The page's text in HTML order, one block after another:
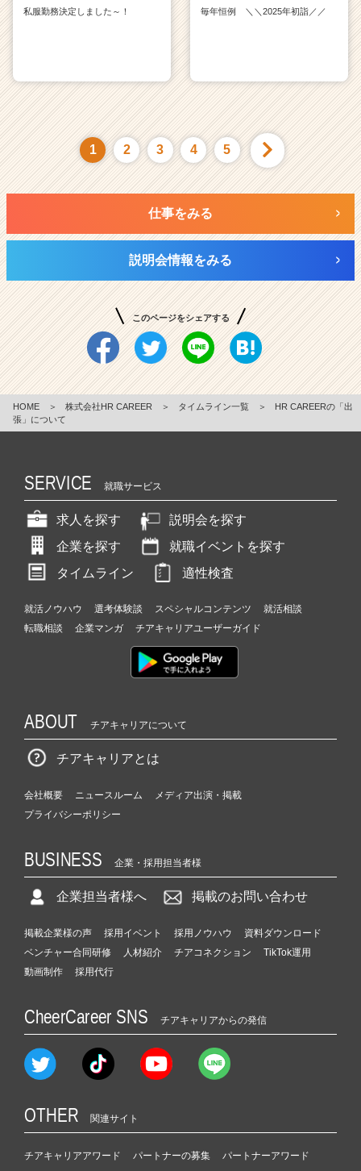
私服勤務決定しました～！
毎年恒例 ＼＼2025年初詣／／
1 2 3 4 5
仕事をみる
説明会情報をみる
このページをシェアする
HOME ＞ 株式会社HR CAREER ＞ タイムライン一覧 ＞
HR CAREERの「出
張」について
SERVICE 就職サービス
求人を探す
説明会を探す
企業を探す
就職イベントを探す
タイムライン
適性検査
就活ノウハウ 選考体験談 スペシャルコンテンツ
就活相談
転職相談
企業マンガ チアキャリアユーザーガイド
ABOUT チアキャリアについて
チアキャリアとは
会社概要 ニュースルーム
メディア出演・掲載
プライバシーポリシー
BUSINESS 企業・採用担当者様
企業担当者様へ 掲載のお問い合わせ
掲載企業様の声 採用イベント 採用ノウハウ
資料ダウンロード
ベンチャー合同研修
人材紹介 チアコネクション
TikTok運用
動画制作
採用代行
CheerCareer SNS チアキャリアからの発信
OTHER 関連サイト
チアキャリアアワード パートナーの募集 パートナーアワード